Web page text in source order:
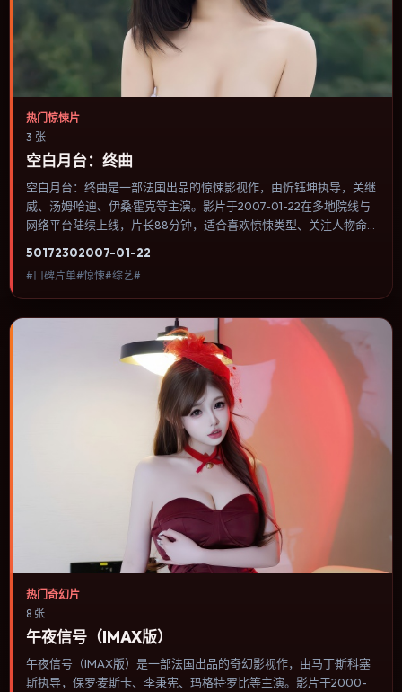
热门惊悚片
3 张
空白月台：终曲
空白月台：终曲是一部法国出品的惊悚影视作，由忻钰坤执导，关继
威、汤姆·哈迪、伊桑·霍克等主演。影片于2007-01-22在多地院线与
网络平台陆续上线，片长88分钟，适合喜欢惊悚类型、关注人物命
言统一，可作为休闲观影或类型片补片的选择。
50172302007-01-22
#口碑片单#惊悚#综艺#
热门奇幻片
8 张
午夜信号（IMAX版）
午夜信号（IMAX版）是一部法国出品的奇幻影视作，由马丁·斯科塞
斯执导，保罗·麦斯卡、李秉宪、玛格特·罗比等主演。影片于2000-